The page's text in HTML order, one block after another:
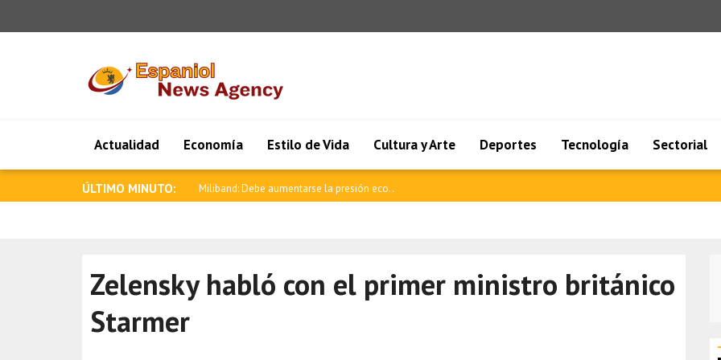
Actualidad Economía Estilo de Vida Cultura y Arte Deportes Tecnología Sectorial
ÚLTIMO MINUTO: Zelenski: La defensa aérea de Rusia está..
Zelensky habló con el primer ministro británico
Starmer